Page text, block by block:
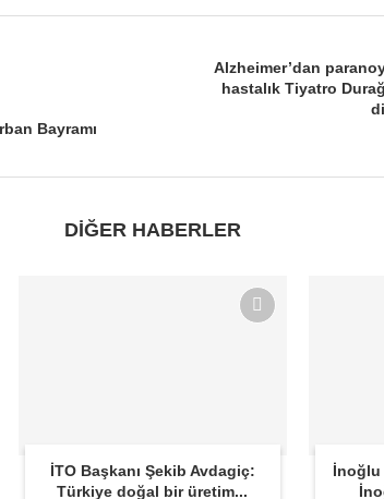
Bayramı
Alzheimer’dan
hastalık Tiyatro
DİĞER HABERLER
İTO Başkanı Şekib Avdagiç:
Türkiye doğal bir üretim...
İnoğlu